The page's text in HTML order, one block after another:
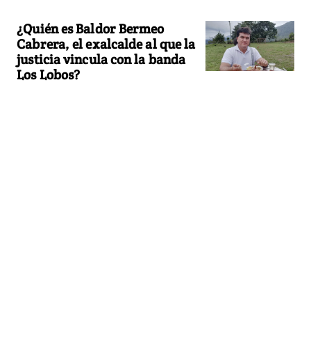
¿Quién es Baldor Bermeo
Cabrera, el exalcalde al que la
justicia vincula con la banda
Los Lobos?